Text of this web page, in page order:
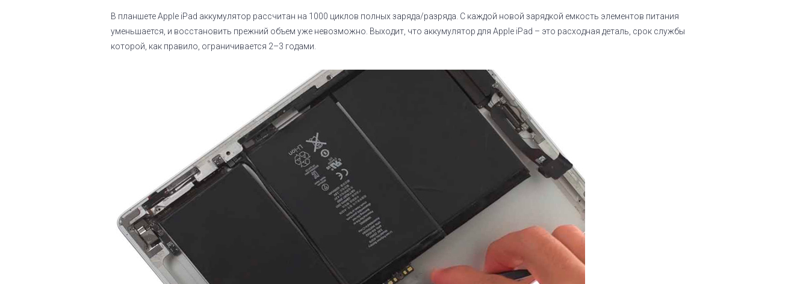
В планшете Apple iPad аккумулятор рассчитан на 1000 циклов полных заряда/разряда. С каждой новой зарядкой емкость элементов питания
уменьшается, и восстановить прежний объем уже невозможно. Выходит, что аккумулятор для Apple iPad – это расходная деталь, срок службы
которой, как правило, ограничивается 2–3 годами.